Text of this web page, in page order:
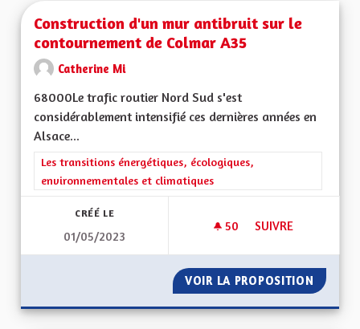
Construction d'un mur antibruit sur le
contournement de Colmar A35
Catherine Mi
68000Le trafic routier Nord Sud s'est
considérablement intensifié ces dernières années en
Alsace...
Filtrer les résultats de la catégorie : Les transitions
Les transitions énergétiques, écologiques,
environnementales et climatiques
CRÉÉ LE
01/05/2023
50 50 ABONNÉS
SUIVRE
VOIR LA PROPOSITION